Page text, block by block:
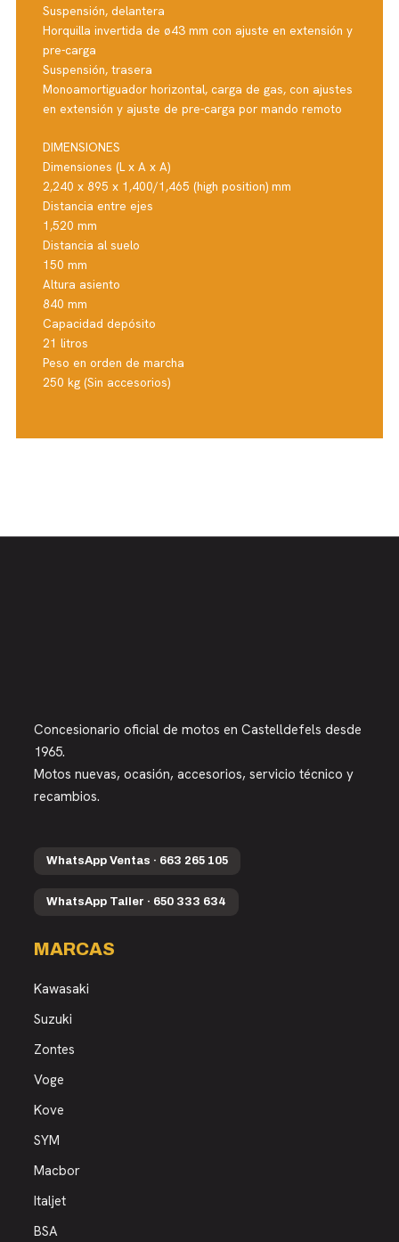
Suspensión, delantera
Horquilla invertida de ø43 mm con ajuste en extensión y
pre-carga
Suspensión, trasera
Monoamortiguador horizontal, carga de gas, con ajustes
en extensión y ajuste de pre-carga por mando remoto
DIMENSIONES
Dimensiones (L x A x A)
2,240 x 895 x 1,400/1,465 (high position) mm
Distancia entre ejes
1,520 mm
Distancia al suelo
150 mm
Altura asiento
840 mm
Capacidad depósito
21 litros
Peso en orden de marcha
250 kg (Sin accesorios)
Concesionario oficial de motos en Castelldefels desde
1965.
Motos nuevas, ocasión, accesorios, servicio técnico y
recambios.
WhatsApp Ventas · 663 265 105
WhatsApp Taller · 650 333 634
MARCAS
Kawasaki
Suzuki
Zontes
Voge
Kove
SYM
Macbor
Italjet
BSA